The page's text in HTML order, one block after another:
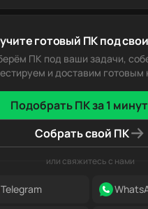
готовый ПК под
ПК под ваши задачи,
и доставим готовым
Подобрать ПК за 1
Собрать свой ПК
или свяжитесь с нами
Telegram